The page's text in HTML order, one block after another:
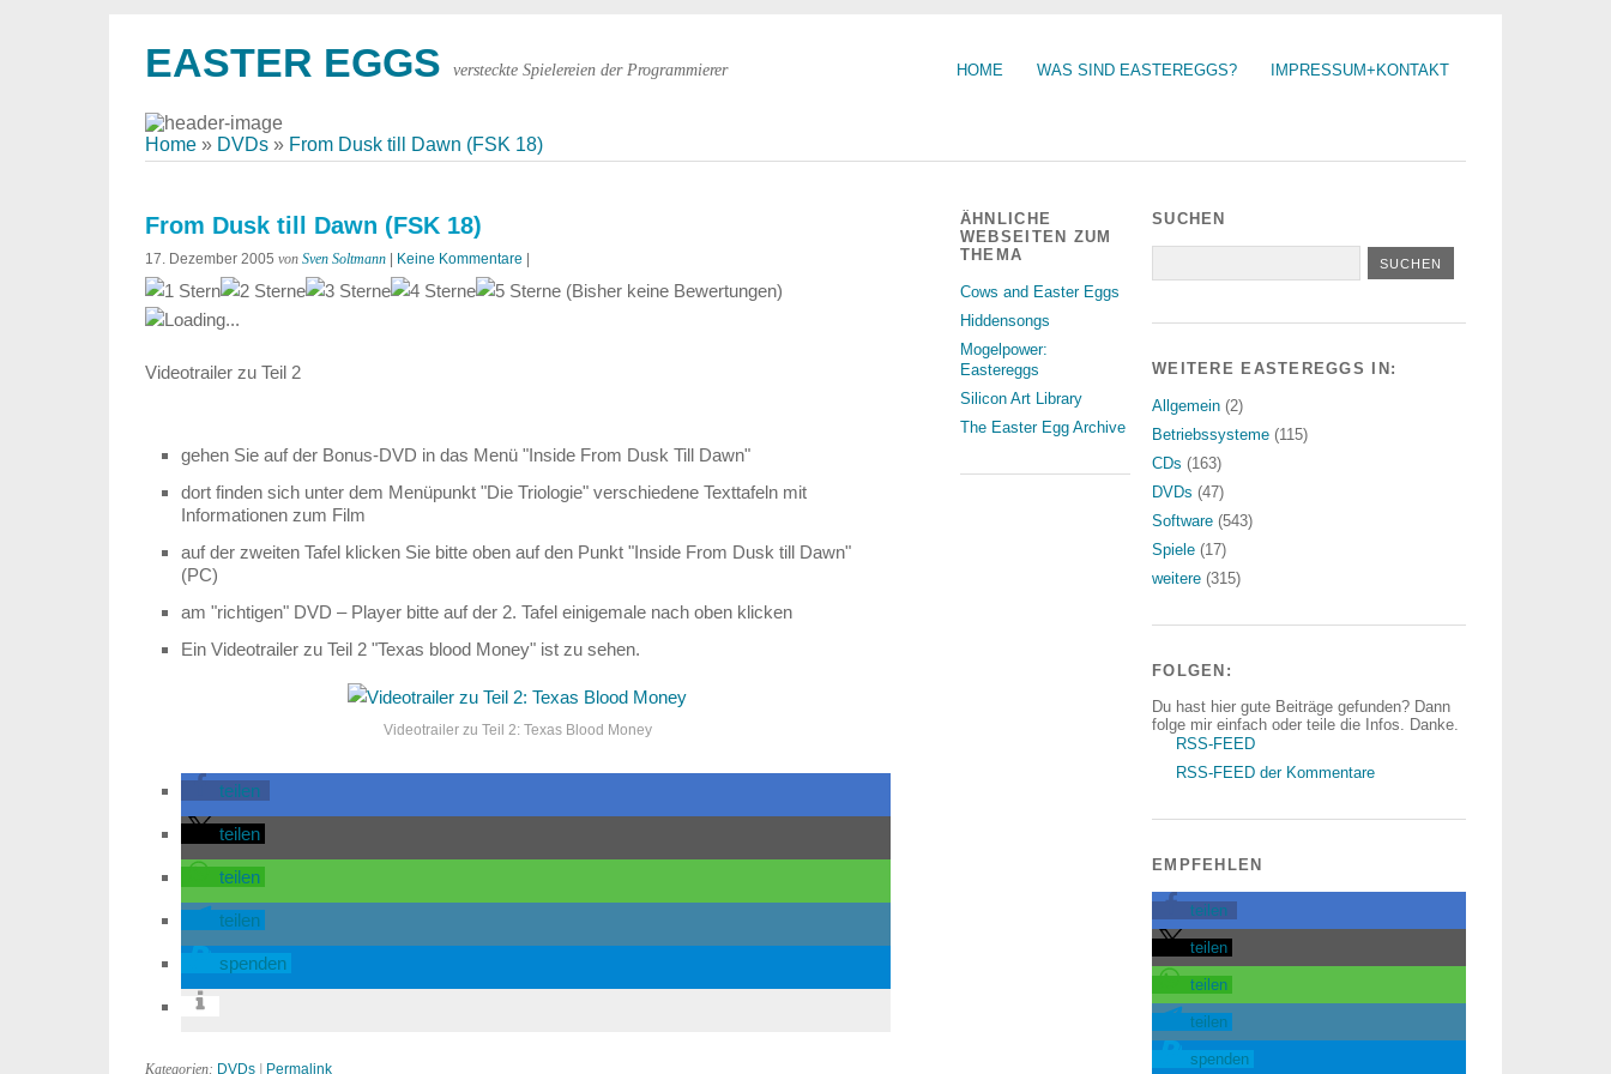
HOME WAS SIND EASTEREGGS? IMPRESSUM+KONTAKT
EASTER EGGS versteckte Spielereien der Programmierer
Home » DVDs » From Dusk till Dawn (FSK 18)
From Dusk till Dawn (FSK 18)
17. Dezember 2005 von Sven Soltmann Keine Kommentare
(Bisher keine Bewertungen)
Loading...
Videotrailer zu Teil 2
gehen Sie auf der Bonus-DVD in das Menü "Inside From Dusk Till Dawn"
dort finden sich unter dem Menüpunkt "Die Triologie" verschiedene Texttafeln mit
Informationen zum Film
auf der zweiten Tafel klicken Sie bitte oben auf den Punkt "Inside From Dusk till Dawn"
(PC)
am "richtigen" DVD – Player bitte auf der 2. Tafel einigemale nach oben klicken
Ein Videotrailer zu Teil 2 "Texas blood Money" ist zu sehen.
Videotrailer zu Teil 2: Texas Blood Money
teilen
teilen
teilen
teilen
spenden
Kategorien: DVDs Permalink
ÄHNLICHE
WEBSEITEN ZUM
THEMA
Cows and Easter Eggs
Hiddensongs
Mogelpower:
Eastereggs
Silicon Art Library
The Easter Egg Archive
SUCHEN
WEITERE EASTEREGGS IN:
Allgemein (2)
Betriebssysteme (115)
CDs (163)
DVDs (47)
Software (543)
Spiele (17)
weitere (315)
FOLGEN:
Du hast hier gute Beiträge gefunden? Dann
folge mir einfach oder teile die Infos. Danke.
RSS-FEED
RSS-FEED der Kommentare
EMPFEHLEN
teilen
teilen
teilen
teilen
spenden